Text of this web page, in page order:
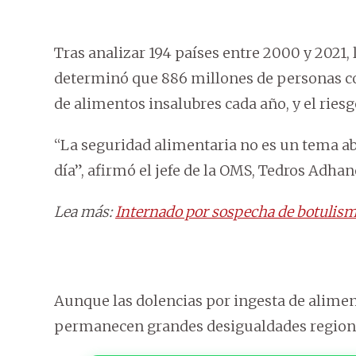
Tras analizar 194 países entre 2000 y
determinó que 886 millones de personas
de alimentos insalubres cada año, y el
“La seguridad alimentaria no es un tema
día”, afirmó el jefe de la OMS, Tedros
Lea más:Internado por sospecha de
Aunque las dolencias por ingesta de
permanecen grandes desigualdades